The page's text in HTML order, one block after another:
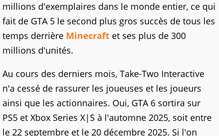
millions d'exemplaires dans le monde entier, ce qui
fait de GTA 5 le second plus gros succès de tous les
temps derrière Minecraft et ses plus de 300
millions d'unités.
Au cours des derniers mois, Take-Two Interactive
n'a cessé de rassurer les joueuses et les joueurs
ainsi que les actionnaires. Oui, GTA 6 sortira sur
PS5 et Xbox Series X|S à l'automne 2025, soit entre
le 22 septembre et le 20 décembre 2025. Si l'on